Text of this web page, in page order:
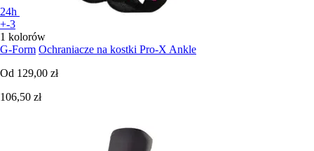
24h
+-3
1 kolorów
G-Form Ochraniacze na kostki Pro-X Ankle
Od 129,00 zł
106,50 zł